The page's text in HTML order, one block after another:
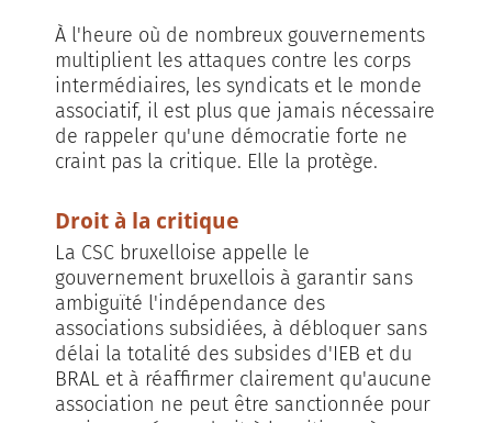
À l'heure où de nombreux gouvernements
multiplient les attaques contre les corps
intermédiaires, les syndicats et le monde
associatif, il est plus que jamais nécessaire
de rappeler qu'une démocratie forte ne
craint pas la critique. Elle la protège.
Droit à la critique
La CSC bruxelloise appelle le
gouvernement bruxellois à garantir sans
ambiguïté l'indépendance des
associations subsidiées, à débloquer sans
délai la totalité des subsides d'IEB et du
BRAL et à réaffirmer clairement qu'aucune
association ne peut être sanctionnée pour